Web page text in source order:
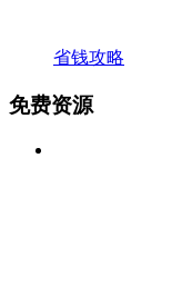
省钱攻略
免费资源